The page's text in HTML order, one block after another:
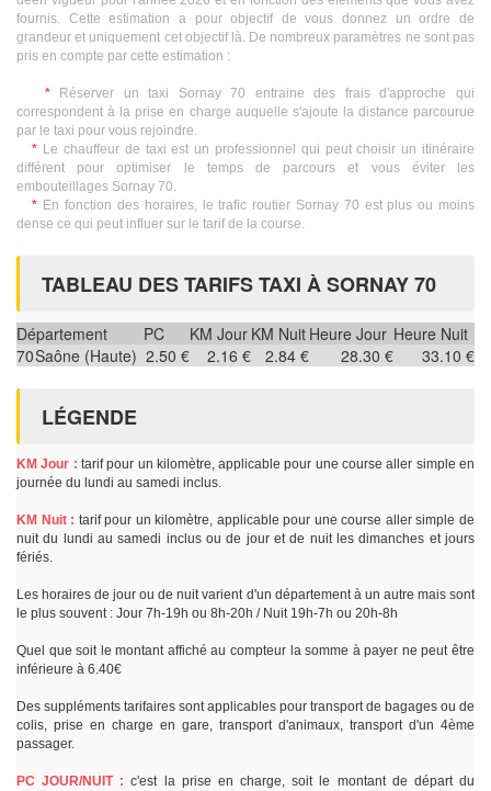
fournis. Cette estimation a pour objectif de vous donnez un ordre de
grandeur et uniquement cet objectif là. De nombreux paramètres ne sont pas
pris en compte par cette estimation :
*Réserver un taxi Sornay 70 entraine des frais d'approche qui
correspondent à la prise en charge auquelle s'ajoute la distance parcourue
par le taxi pour vous rejoindre.
* Le chauffeur de taxi est un professionnel qui peut choisir un itinéraire
différent pour optimiser le temps de parcours et vous éviter les
embouteillages Sornay 70.
* En fonction des horaires, le trafic routier Sornay 70 est plus ou moins
dense ce qui peut influer sur le tarif de la course.
TABLEAU DES TARIFS TAXI À SORNAY 70
Département PC KM Jour KM Nuit Heure Jour Heure Nuit
70Saône (Haute) 2.50 € 2.16 € 2.84 € 28.30 € 33.10 €
LÉGENDE
KM Jour : tarif pour un kilomètre, applicable pour une course aller simple en
journée du lundi au samedi inclus.
KM Nuit : tarif pour un kilomètre, applicable pour une course aller simple de
nuit du lundi au samedi inclus ou de jour et de nuit les dimanches et jours
fériés.
Les horaires de jour ou de nuit varient d'un département à un autre mais sont
le plus souvent : Jour 7h-19h ou 8h-20h / Nuit 19h-7h ou 20h-8h
Quel que soit le montant affiché au compteur la somme à payer ne peut être
inférieure à 6.40€
Des suppléments tarifaires sont applicables pour transport de bagages ou de
colis, prise en charge en gare, transport d'animaux, transport d'un 4ème
passager.
PC JOUR/NUIT : c'est la prise en charge, soit le montant de départ du